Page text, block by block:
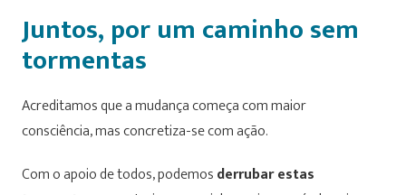
Juntos, por um caminho sem
tormentas
Acreditamos que a mudança começa com maior
consciência, mas concretiza-se com ação.
Com o apoio de todos, podemosderrubar estas